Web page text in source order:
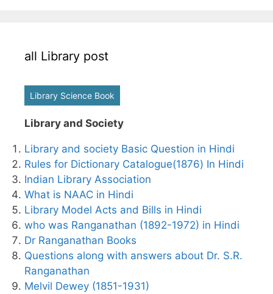
all Library post
Library Science Book
Library and Society
Library and society Basic Question in Hindi
Rules for Dictionary Catalogue(1876) In Hindi
Indian Library Association
What is NAAC in Hindi
Library Model Acts and Bills in Hindi
who was Ranganathan (1892-1972) in Hindi
Dr Ranganathan Books
Questions along with answers about Dr. S.R.
Ranganathan
Melvil Dewey (1851-1931)